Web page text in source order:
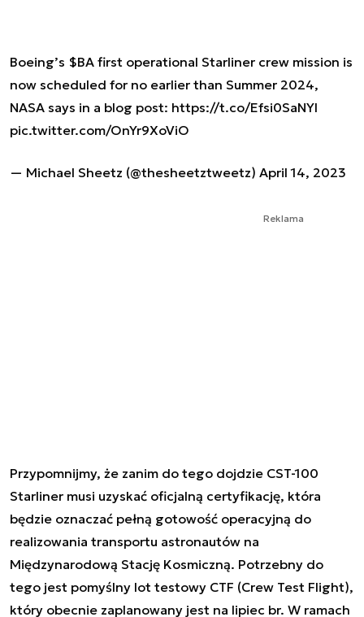
Boeing’s $BA first operational Starliner crew mission is
now scheduled for no earlier than Summer 2024,
NASA says in a blog post: https://t.co/Efsi0SaNYl
pic.twitter.com/OnYr9XoViO
— Michael Sheetz (@thesheetztweetz) April 14, 2023
Reklama
Przypomnijmy, że zanim do tego dojdzie CST-100
Starliner musi uzyskać oficjalną certyfikację, która
będzie oznaczać pełną gotowość operacyjną do
realizowania transportu astronautów na
Międzynarodową Stację Kosmiczną. Potrzebny do
tego jest pomyślny lot testowy CTF (Crew Test Flight),
który obecnie zaplanowany jest na lipiec br. W ramach